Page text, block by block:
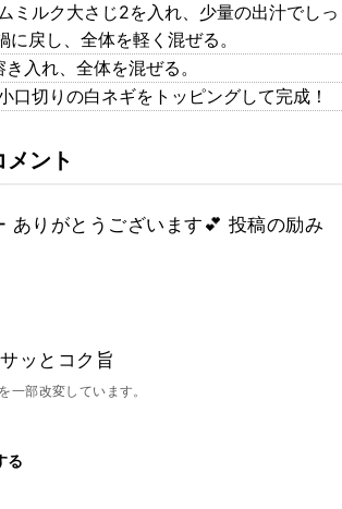
ミルク大さじ2を入れ、少量の出汁でしっ
戻し、全体を軽く混ぜる。
入れ、全体を混ぜる。
口切りの白ネギをトッピングして完成！
ント
ありがとうございます💕 投稿の励み
ッとコク旨
一部改変しています。
る